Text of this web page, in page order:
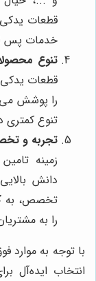
قطعات
خدمات پس
تنوع
قطعات یدکی
را پوشش
تنوع کمتری
تجربه و
زمینه
دانش
تخصص، به
را به
با توجه به موارد
انتخاب ایده‌آل